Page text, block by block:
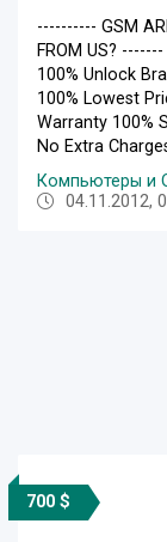
---------- GSM
FROM US?
100% Unlock
100% Lowest
Warranty 100%
No Extra
Компьютеры и
04.11.2012,
700 $